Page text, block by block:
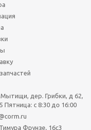
дер. Грибки, д 62,
Пятница: c 8:30 до 16:00
Фрунзе, 16с3